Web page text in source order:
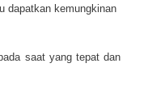
dapatkan kemungkinan
saat yang tepat dan